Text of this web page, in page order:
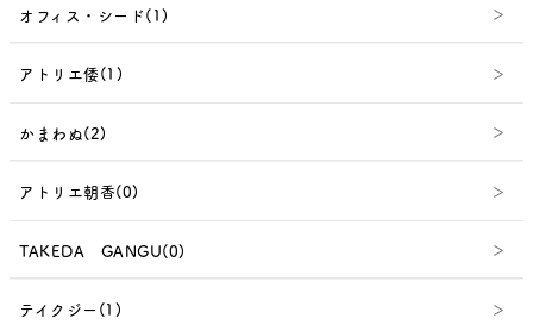
オフィス・シード(1)
アトリエ倭(1)
かまわぬ(2)
アトリエ朝香(0)
TAKEDA GANGU(0)
テイクジー(1)